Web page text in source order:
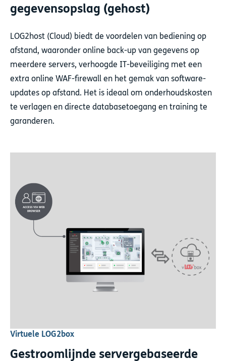
gegevensopslag (gehost)
LOG2host (Cloud) biedt de voordelen van bediening op
afstand, waaronder online back-up van gegevens op
meerdere servers, verhoogde IT-beveiliging met een
extra online WAF-firewall en het gemak van software-
updates op afstand. Het is ideaal om onderhoudskosten
te verlagen en directe databasetoegang en training te
garanderen.
Virtuele LOG2box
Gestroomlijnde servergebaseerde